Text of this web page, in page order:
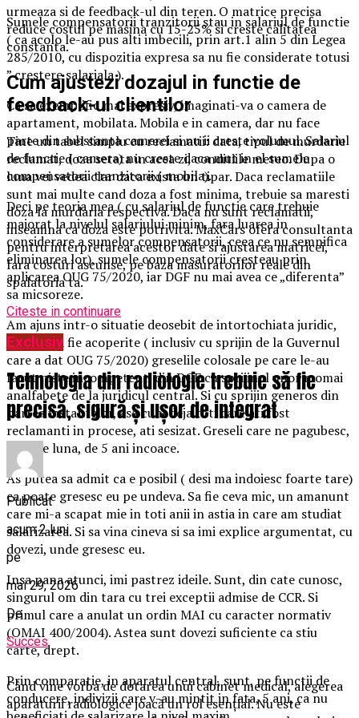
Sumele compensatorii tranzitorii stau in salariul de functie
( ca acolo le-au pus alti imbecili, prin art.1 alin 5 din Legea
285/2010, cu dispozitia expresa sa nu fie considerate totusi
” crestere salariala ).
Ca sa exemplific mai expresiv, imaginati-va o camera de
apartament, mobilata. Mobila e in camera, dar nu face
parte din substanta camerei si nu ii creste volumul. Salariul
de functie ( camera) nu creste daca mut in el sumele
compensatorii tranzitorii ( mobila).
Deci pe teoria mea ( cu salariul de functie care trebuie
majorat la nivelul salariului minim, fara luarea in
considerare a sumelor compensatorii, ceea ce nu semnifica
eliminarea lor), sumele compensatorii cresteau prin
aplicarea OUG 75/2020, iar DGF nu mai avea ce „diferenta”
sa micsoreze.
Am ajuns intr-o situatie deosebit de intortochiata juridic,
doar ca sa fie acoperite ( inclusiv cu sprijin de la Guvernul
care a dat OUG 75/2020) greselile colosale pe care le-au
facut niste incompetenti din DGF cu sprijinul unor momai
analfabete de la juridicul central. Si cu sprijin generos din
partea instantelor, asa cum deja toti care ati fost
reclamanti in procese, ati sesizat. Greseli care ne pagubesc,
luna de luna, de 5 ani incoace.
As putea sa admit ca e posibil ( desi ma indoiesc foarte tare)
ca poate gresesc eu pe undeva. Sa fie ceva mic, un amanunt
care mi-a scapat mie in toti anii in astia in care am studiat
salarizarea. Si sa vina cineva si sa imi explice argumentat, cu
dovezi, unde gresesc eu.
Insa pana atunci, imi pastrez ideile. Sunt, din cate cunosc,
singurul om din tara cu trei exceptii admise de CCR. Si
primul care a anulat un ordin MAI cu caracter normativ
(OMAI 400/2004). Astea sunt dovezi suficiente ca stiu
carte, drept.
Prin comparatie, in aparatul central, sunt, pe functii de
conducere, indivizii care v-au mintit in fata, 5 ani, ca nu
urmeaza si de feedback-ul din teren. O matrice precisa
reduce costul pe masina cu 15-25% si creste calitatea
constanta.
Cum ajustezi dozajul in functie de
feedback-ul clientilor
Tine un tabel simplu cu reclamatii: data, tipul de murdarie
reclamat, doza setata in acea zi, conditiile meteo. Dupa o
luna vei vedea clar daca exista un tipar. Daca reclamatiile
sunt mai multe cand doza a fost minima, trebuie sa maresti
doza la murdaria respectiva. Daca nu sunt reclamatii,
inseamna ca doza este potrivita. MaxCars ofera consultanta
pentru interpretarea acestor date si ajustarea matricei,
fara costuri ascunse, pe baza masuratorilor reale din
spalatoria ta.
Citeste in continuare
Exclusiv
Tehnologia din radiologie trebuie să fie
precisă, sigură și ușor de integrat
Publicat
acum 2 luni
pe
mai 29, 2026
De
Succes
Când vine vorba de dotarea unui cabinet medical, alegerea
aparaturii radiologice joacă un rol esențial. Nu este